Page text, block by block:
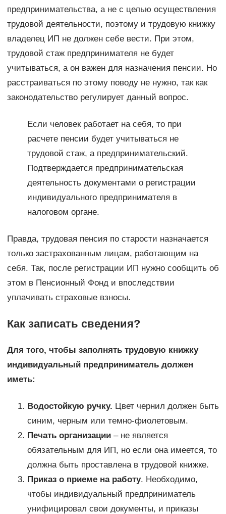
предпринимательства, а не с целью осуществления
трудовой деятельности, поэтому и трудовую книжку
владелец ИП не должен себе вести. При этом,
трудовой стаж предпринимателя не будет
учитываться, а он важен для назначения пенсии. Но
расстраиваться по этому поводу не нужно, так как
законодательство регулирует данный вопрос.
Если человек работает на себя, то при
расчете пенсии будет учитываться не
трудовой стаж, а предпринимательский.
Подтверждается предпринимательская
деятельность документами о регистрации
индивидуального предпринимателя в
налоговом органе.
Правда, трудовая пенсия по старости назначается
только застрахованным лицам, работающим на
себя. Так, после регистрации ИП нужно сообщить об
этом в Пенсионный Фонд и впоследствии
уплачивать страховые взносы.
Как записать сведения?
Для того, чтобы заполнять трудовую книжку
индивидуальный предприниматель должен
иметь:
Водостойкую ручку. Цвет чернил должен быть
синим, черным или темно-фиолетовым.
Печать организации– не является
обязательным для ИП, но если она имеется, то
должна быть проставлена в трудовой книжке.
Приказ о приеме на работу. Необходимо,
чтобы индивидуальный предприниматель
унифицировал свои документы, и приказы